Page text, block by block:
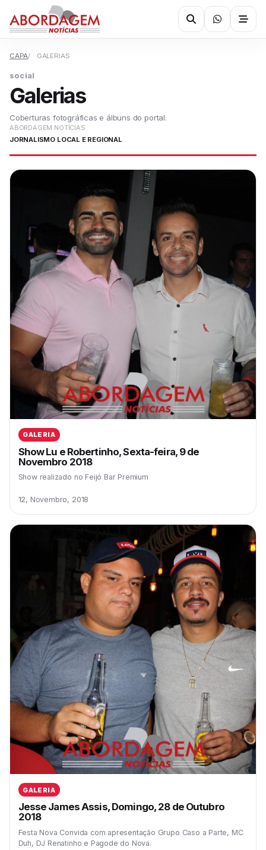
CAPA GALERIAS
social
Galerias
Coberturas fotográficas e álbuns do portal.
ABORDAGEM NOTÍCIAS
JORNALISMO LOCAL E REGIONAL
GALERIA
Show Lu e Robertinho, Sexta-feira, 9 de
Novembro 2018
Show realizado no Feijó Bar Premium
12, Novembro, 2018
GALERIA
Jesse James Assis, Domingo, 28 de Outubro
2018
Festa Nova Convida com apresentação Grupo Caso a Parte, MC
Duh, DJ Renatinho e Pagode do Nova.